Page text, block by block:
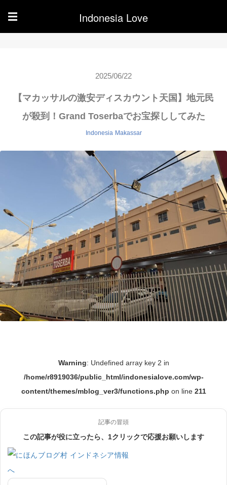
☰ Indonesia Love
2025/06/22
【マカッサルの激安ディスカウント天国】地元民
が殺到！Grand Toserbaでお宝探ししてみた
Indonesia Makassar
Warning: Undefined array key 2 in
/home/r8919036/public_html/indonesialove.com/wp-
content/themes/mblog_ver3/functions.php on line 211
記事の冒頭
この記事が役に立ったら、1クリックで応援お願いします